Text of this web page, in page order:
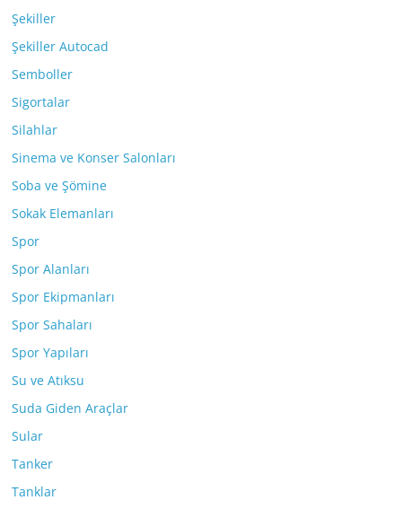
Şekiller
Şekiller Autocad
Semboller
Sigortalar
Silahlar
Sinema ve Konser Salonları
Soba ve Şömine
Sokak Elemanları
Spor
Spor Alanları
Spor Ekipmanları
Spor Sahaları
Spor Yapıları
Su ve Atıksu
Suda Giden Araçlar
Sular
Tanker
Tanklar